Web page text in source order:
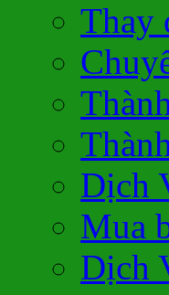
Thay
Dịch
Mua
Dịch